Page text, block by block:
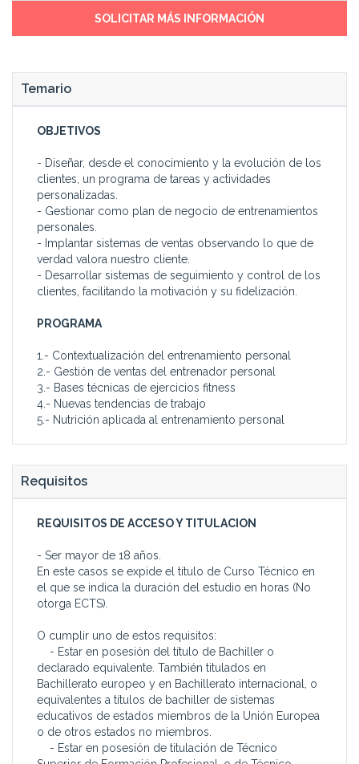
SOLICITAR MÁS INFORMACIÓN
Temario
OBJETIVOS
- Diseñar, desde el conocimiento y la evolución de los
clientes, un programa de tareas y actividades
personalizadas.
- Gestionar como plan de negocio de entrenamientos
personales.
- Implantar sistemas de ventas observando lo que de
verdad valora nuestro cliente.
- Desarrollar sistemas de seguimiento y control de los
clientes, facilitando la motivación y su fidelización.
PROGRAMA
1.- Contextualización del entrenamiento personal
2.- Gestión de ventas del entrenador personal
3.- Bases técnicas de ejercicios fitness
4.- Nuevas tendencias de trabajo
5.- Nutrición aplicada al entrenamiento personal
Requisitos
REQUISITOS DE ACCESO Y TITULACION
- Ser mayor de 18 años.
En este casos se expide el título de Curso Técnico en
el que se indica la duración del estudio en horas (No
otorga ECTS).
O cumplir uno de estos requisitos:
- Estar en posesión del título de Bachiller o
declarado equivalente. También titulados en
Bachillerato europeo y en Bachillerato internacional, o
equivalentes a títulos de bachiller de sistemas
educativos de estados miembros de la Unión Europea
o de otros estados no miembros.
- Estar en posesión de titulación de Técnico